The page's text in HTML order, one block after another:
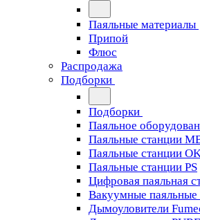
Паяльные материалы
Припой
Флюс
Распродажа
Подборки
Подборки
Паяльное
Паяльные станции
Паяльные станции
Паяльные станции PS
Цифровая паяльная
Вакуумные паяльные
Дымоуловители